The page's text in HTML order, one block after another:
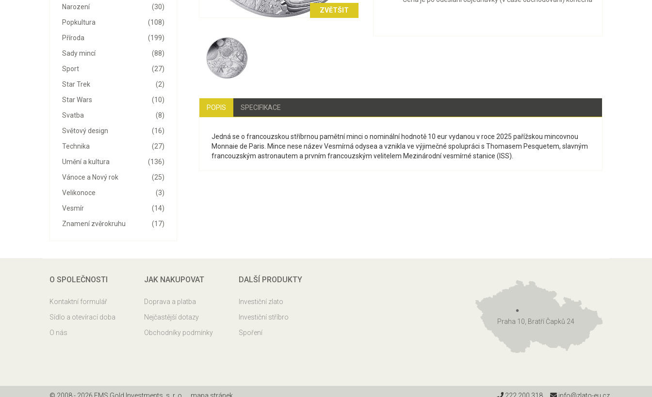
(30)
Narození
(108)
Popkultura
(199)
Příroda
(88)
Sady mincí
(27)
Sport
(2)
Star Trek
(10)
Star Wars
(8)
Svatba
(16)
Světový design
(27)
Technika
(136)
Umění a kultura
(25)
Vánoce a Nový rok
(3)
Velikonoce
(14)
Vesmír
(17)
Znamení zvěrokruhu
ZVĚTŠIT
POPIS SPECIFIKACE
Jedná se o francouzskou stříbrnou pamětní minci o nominální hodnotě 10 eur vydanou v roce 2025 pařížskou mincovnou
Monnaie de Paris. Mince nese název Vesmírná odysea a vznikla ve výjimečné spolupráci s Thomasem Pesquetem, slavným
francouzským astronautem a prvním francouzským velitelem Mezinárodní vesmírné stanice (ISS).
O SPOLEČNOSTI
Kontaktní formulář
Sídlo a otevírací doba
O nás
JAK NAKUPOVAT
Doprava a platba
Nejčastější dotazy
Obchodníky podmínky
DALŠÍ PRODUKTY
Investiční zlato
Investiční stříbro
Spoření
Praha 10, Bratří Čapků 24